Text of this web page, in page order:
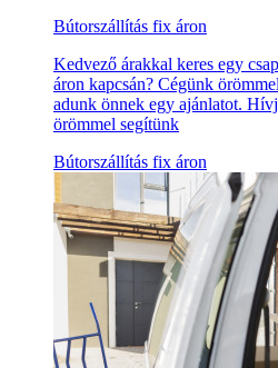
Bútorszállítás fix áron
Kedvező árakkal keres egy
áron kapcsán? Cégünk
adunk önnek egy ajánlatot.
örömmel segítünk
Bútorszállítás fix áron